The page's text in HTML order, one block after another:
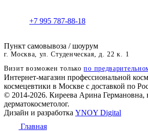
+7 995 787-88-18
Пункт самовывоза / шоурум
г. Москва, ул. Студенческая, д. 22 к. 1
Визит возможен толькопо
Интернет-магазин профессиональной
космецевтики в Москве с доставкой по
© 2014-2026. Киреева Арина Германовна,
дерматокосметолог.
Дизайн и разработка YNOY Digital
Главная